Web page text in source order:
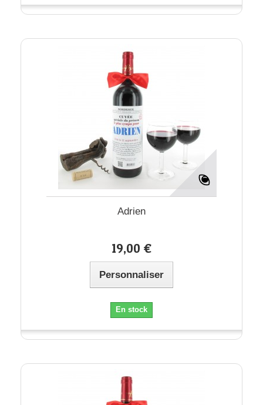
Adrien
19,00 €
Personnaliser
En stock